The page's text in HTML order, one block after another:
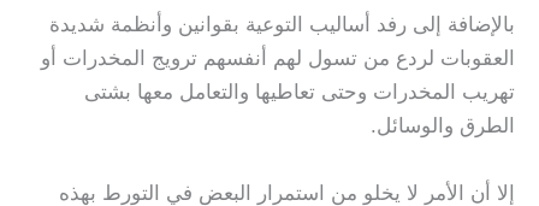
بالإضافة إلى رفد أساليب التوعية بقوانين وأنظمة شديدة
العقوبات لردع من تسول لهم أنفسهم ترويج المخدرات أو
تهريب المخدرات وحتى تعاطيها والتعامل معها بشتى
الطرق والوسائل.
إلا أن الأمر لا يخلو من استمرار البعض في التورط بهذه